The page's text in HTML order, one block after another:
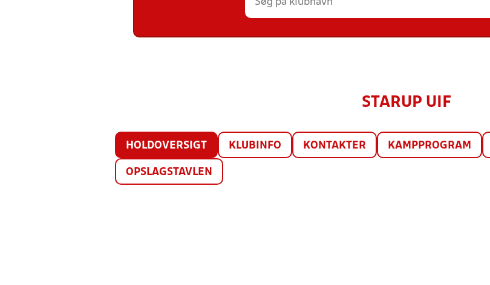
STARUP UIF
HOLDOVERSIGT KLUBINFO KONTAKTER KAMPPROGRAM
OPSLAGSTAVLEN